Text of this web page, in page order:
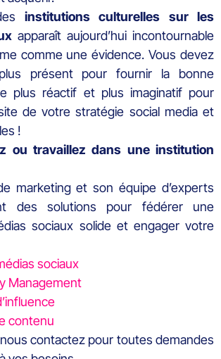
institutions culturelles sur les
apparaît aujourd’hui incontournable
comme une évidence. Vous devez
présent pour fournir la bonne
plus réactif et plus imaginatif pour
de votre stratégie social media et
!
ou travaillez dans une institution
marketing et son équipe d’experts
des solutions pour fédérer une
sociaux solide et engager votre
sociaux
Management
contenu
nous contactez pour toutes demandes